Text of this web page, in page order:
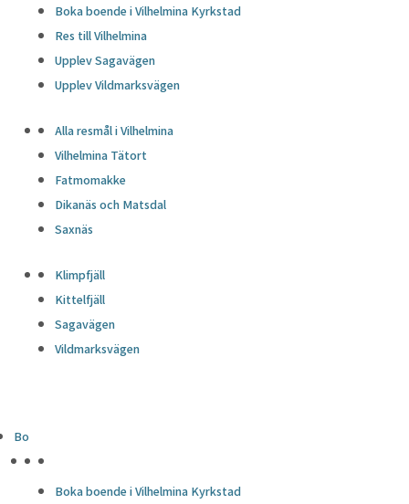
Boka boende i Vilhelmina Kyrkstad
Res till Vilhelmina
Upplev Sagavägen
Upplev Vildmarksvägen
Alla resmål i Vilhelmina
Vilhelmina Tätort
Fatmomakke
Dikanäs och Matsdal
Saxnäs
Klimpfjäll
Kittelfjäll
Sagavägen
Vildmarksvägen
Bo
Boka boende i Vilhelmina Kyrkstad